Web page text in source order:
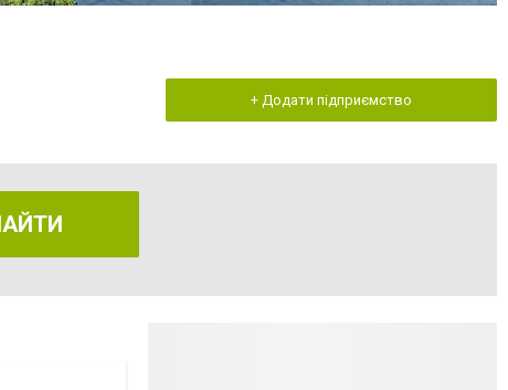
+ Додати підприємство